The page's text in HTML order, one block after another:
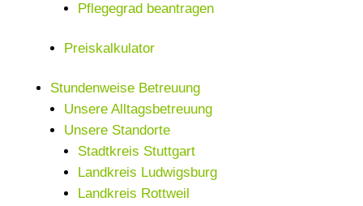
Pflegegrad beantragen
Preiskalkulator
Stundenweise Betreuung
Unsere Alltagsbetreuung
Unsere Standorte
Stadtkreis Stuttgart
Landkreis Ludwigsburg
Landkreis Rottweil